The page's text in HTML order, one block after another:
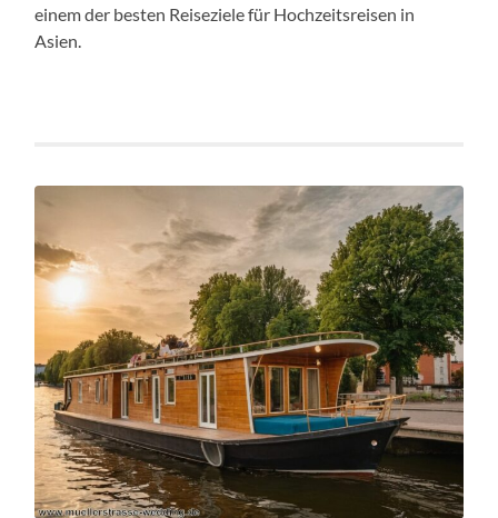
einem der besten Reiseziele für Hochzeitsreisen in
Asien.